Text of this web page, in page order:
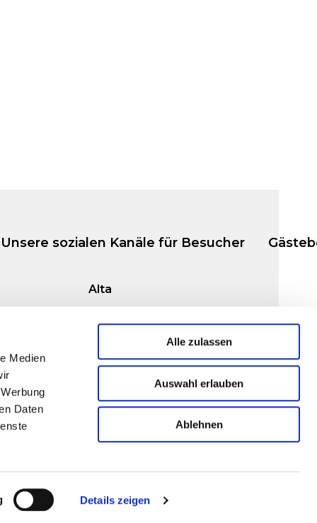
Medien
Daten
Details zeigen
Alle zulassen
Auswahl erlauben
Ablehnen
Unsere sozialen Kanäle für Besucher
Alta
Markveien 38b
© Copyright 2024